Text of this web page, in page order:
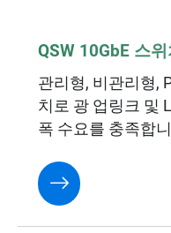
QSW 10GbE 스위
관리형, 비관리형,
치로 광 업링크 및
폭 수요를 충족합